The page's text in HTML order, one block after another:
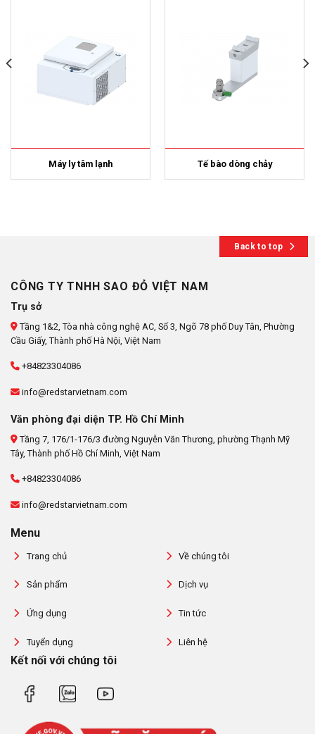
Máy ly tâm lạnh Tế bào dòng chảy
Back to top
CÔNG TY TNHH SAO ĐỎ VIỆT NAM
Trụ sở
Tầng 1&2, Tòa nhà công nghệ AC, Số 3, Ngõ 78 phố Duy Tân, Phường
Cầu Giấy, Thành phố Hà Nội, Việt Nam
+84823304086
info@redstarvietnam.com
Văn phòng đại diện TP. Hồ Chí Minh
Tầng 7, 176/1-176/3 đường Nguyễn Văn Thương, phường Thạnh Mỹ
Tây, Thành phố Hồ Chí Minh, Việt Nam
+84823304086
info@redstarvietnam.com
Menu
Trang chủ Về chúng tôi
Sản phẩm Dịch vụ
Ứng dụng Tin tức
Tuyển dụng Liên hệ
Kết nối với chúng tôi